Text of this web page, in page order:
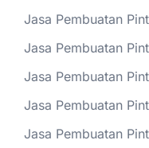
Jasa Pembuatan
Jasa Pembuatan
Jasa Pembuatan
Jasa Pembuatan
Jasa Pembuatan